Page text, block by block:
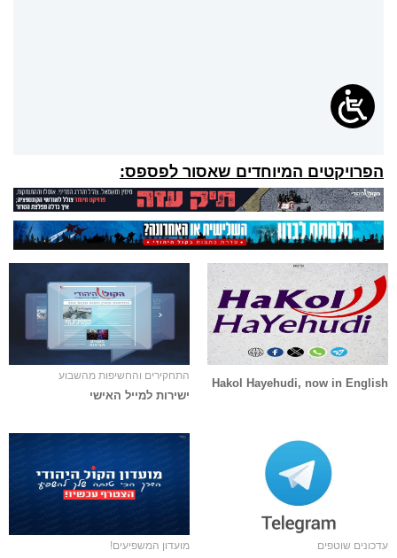
הפרויקטים המיוחדים שאסור לפספס:
Hakol Hayehudi, now in English
התחקירים והחשיפות מהשבוע
ישירות למייל האישי
עדכונים שוטפים מועדון המשפיעים!